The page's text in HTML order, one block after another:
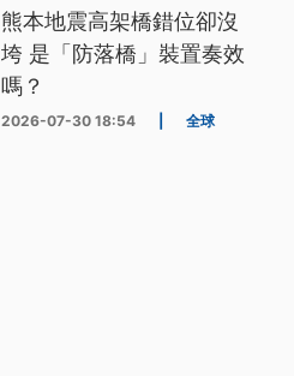
熊本地震高架橋錯位卻沒
垮 是「防落橋」裝置奏效
嗎？
2026-07-30 18:54 全球